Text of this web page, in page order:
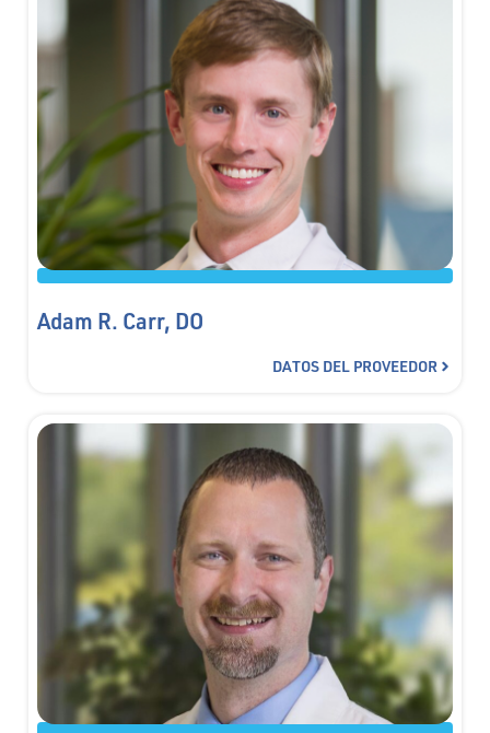
Adam R. Carr, DO
DATOS DEL PROVEEDOR